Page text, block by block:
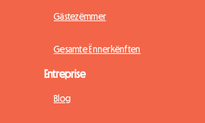
Gästezëmmer
Gesamte Ënnerkënften
Entreprise
Blog